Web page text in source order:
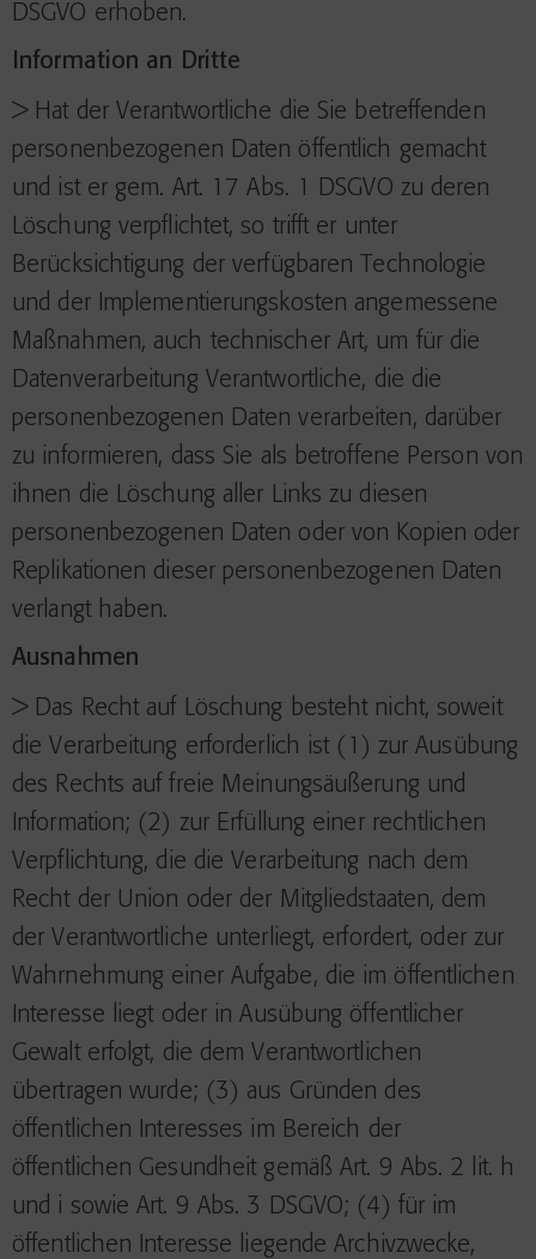
DSGVO erhoben.
Information an Dritte
> Hat der Verantwortliche die Sie betreffenden
personenbezogenen Daten öffentlich gemacht
und ist er gem. Art. 17 Abs. 1 DSGVO zu deren
Löschung verpflichtet, so trifft er unter
Berücksichtigung der verfügbaren Technologie
und der Implementierungskosten angemessene
Maßnahmen, auch technischer Art, um für die
Datenverarbeitung Verantwortliche, die die
personenbezogenen Daten verarbeiten, darüber
zu informieren, dass Sie als betroffene Person von
ihnen die Löschung aller Links zu diesen
personenbezogenen Daten oder von Kopien oder
Replikationen dieser personenbezogenen Daten
verlangt haben.
Ausnahmen
> Das Recht auf Löschung besteht nicht, soweit
die Verarbeitung erforderlich ist (1) zur Ausübung
des Rechts auf freie Meinungsäußerung und
Information; (2) zur Erfüllung einer rechtlichen
Verpflichtung, die die Verarbeitung nach dem
Recht der Union oder der Mitgliedstaaten, dem
der Verantwortliche unterliegt, erfordert, oder zur
Wahrnehmung einer Aufgabe, die im öffentlichen
Interesse liegt oder in Ausübung öffentlicher
Gewalt erfolgt, die dem Verantwortlichen
übertragen wurde; (3) aus Gründen des
öffentlichen Interesses im Bereich der
öffentlichen Gesundheit gemäß Art. 9 Abs. 2 lit. h
und i sowie Art. 9 Abs. 3 DSGVO; (4) für im
öffentlichen Interesse liegende Archivzwecke,